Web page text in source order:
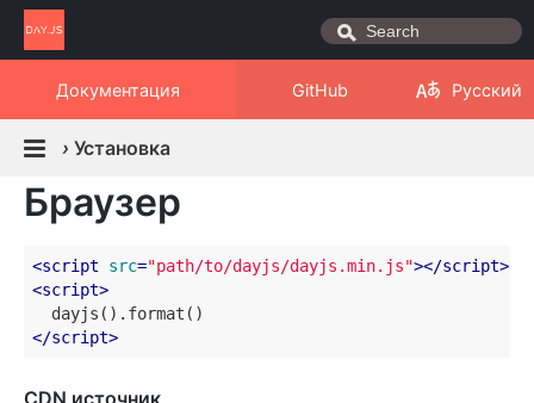
Документация GitHub Русский
› Установка
Браузер
<script src="path/to/dayjs/dayjs.min.js"></script>
<script>
</script>
CDN источник